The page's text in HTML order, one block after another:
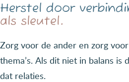
Herstel door
als sleutel.
Zorg voor de ander en zorg
thema’s. Als dit niet in balans is
dat relaties.